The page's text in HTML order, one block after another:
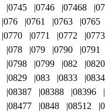
0745 0746 07468
076 0761 0763 0765
0770 0771 0772 0773
078 079 0790 0791
0798 0799 082 0820
0829 083 0833 0834
08387 08388 08396
08477 0848 08512